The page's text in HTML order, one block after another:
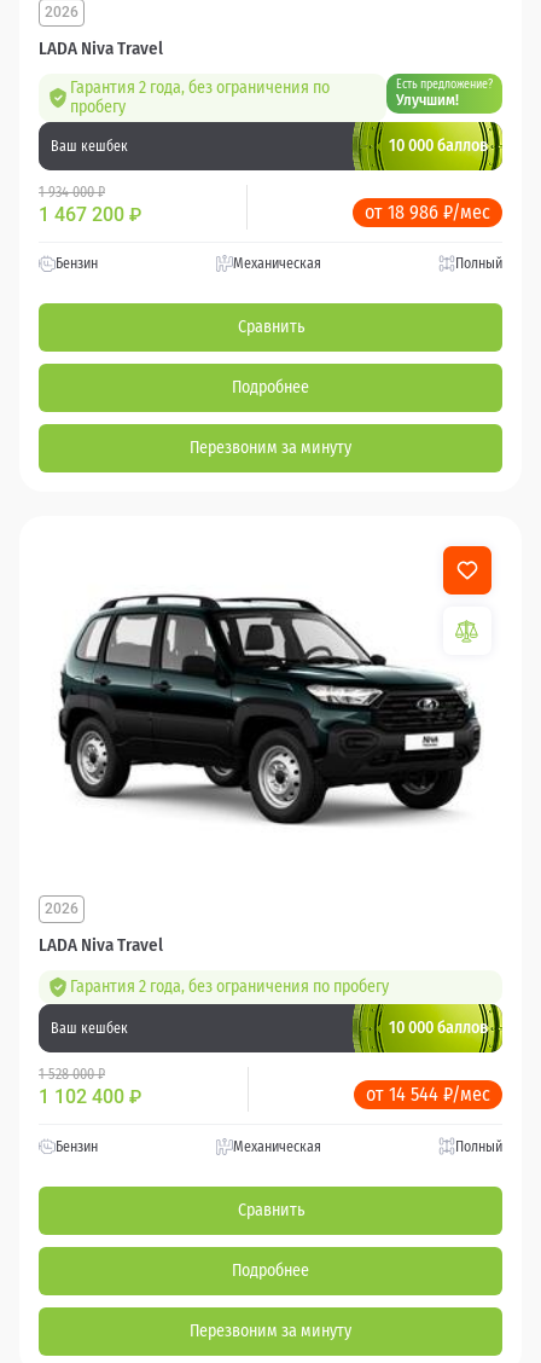
LADA Niva Travel
2026
Гарантия 2 года, без ограничения по
пробегу
Есть предложение?
Улучшим!
Ваш кешбек 10 000 баллов
1 934 000 ₽
1 467 200 ₽ от 18 986 ₽/мес
Бензин Механическая Полный
Сравнить
Подробнее
Перезвоним за минуту
LADA Niva Travel
2026
Гарантия 2 года, без ограничения по пробегу
Ваш кешбек 10 000 баллов
1 528 000 ₽
1 102 400 ₽ от 14 544 ₽/мес
Бензин Механическая Полный
Сравнить
Подробнее
Перезвоним за минуту